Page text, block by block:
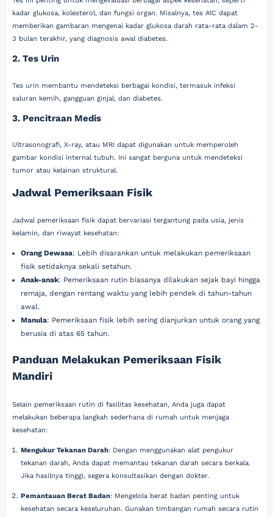
kadar glukosa, kolesterol, dan fungsi organ. Misalnya, tes A1C dapat
memberikan gambaran mengenai kadar glukosa darah rata-rata dalam 2-
3 bulan terakhir, yang diagnosis awal diabetes.
2. Tes Urin
Tes urin membantu mendeteksi berbagai kondisi, termasuk infeksi
saluran kemih, gangguan ginjal, dan diabetes.
3. Pencitraan Medis
Ultrasonografi, X-ray, atau MRI dapat digunakan untuk memperoleh
gambar kondisi internal tubuh. Ini sangat berguna untuk mendeteksi
tumor atau kelainan struktural.
Jadwal Pemeriksaan Fisik
Jadwal pemeriksaan fisik dapat bervariasi tergantung pada usia, jenis
kelamin, dan riwayat kesehatan:
Orang Dewasa: Lebih disarankan untuk melakukan pemeriksaan
fisik setidaknya sekali setahun.
Anak-anak: Pemeriksaan rutin biasanya dilakukan sejak bayi hingga
remaja, dengan rentang waktu yang lebih pendek di tahun-tahun
awal.
Manula: Pemeriksaan fisik lebih sering dianjurkan untuk orang yang
berusia di atas 65 tahun.
Panduan Melakukan Pemeriksaan Fisik
Mandiri
Selain pemeriksaan rutin di fasilitas kesehatan, Anda juga dapat
melakukan beberapa langkah sederhana di rumah untuk menjaga
kesehatan:
Mengukur Tekanan Darah: Dengan menggunakan alat pengukur
tekanan darah, Anda dapat memantau tekanan darah secara berkala.
Jika hasilnya tinggi, segera konsultasikan dengan dokter.
Pemantauan Berat Badan: Mengelola berat badan penting untuk
kesehatan secara keseluruhan. Gunakan timbangan rumah secara rutin